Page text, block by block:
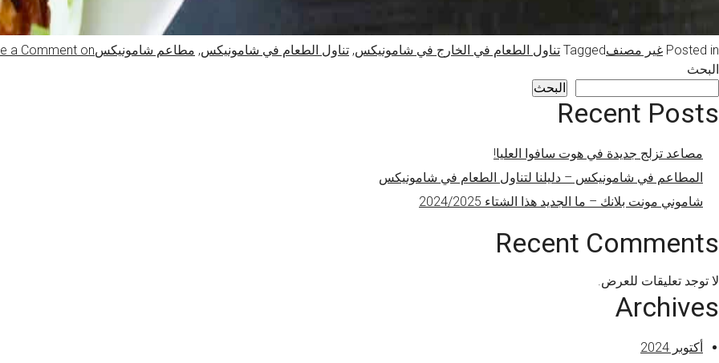
Posted in غير مصنفTagged تناول الطعام في الخارج في شامونيكس, تناول الطعام في شامونيكس, مطاعم شامونيكس a Comment on المطاعم في شامونيكس – دليلنا لتناول الطعام في شامونيكس
البحث
البحث
Recent Posts
مصاعد تزلج جديدة في هوت سافوا العليا!
المطاعم في شامونيكس – دليلنا لتناول الطعام في شامونيكس
شاموني مونت بلانك – ما الجديد هذا الشتاء 2024/2025
Recent Comments
لا توجد تعليقات للعرض.
Archives
أكتوبر 2024